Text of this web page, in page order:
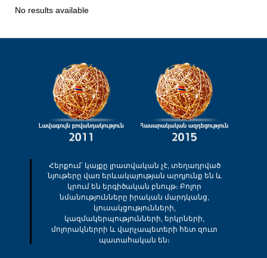
No results available
Հերքում՝ կայքը լրատվական չէ, տեղադրված
նյութերը վառ երևակայության արդյունք են և
կրում են երգիծական բնույթ։ Բոլոր
նմանությունները իրական մարդկանց,
կուսակցությունների,
կազմակերպությունների, երկրների,
մոլորակներրի և վարչապետերի հետ զուտ
պատահական են։